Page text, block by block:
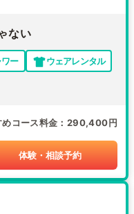
ない
ワー
ウェアレンタル
めコース料金 290,400円
体験・相談予約